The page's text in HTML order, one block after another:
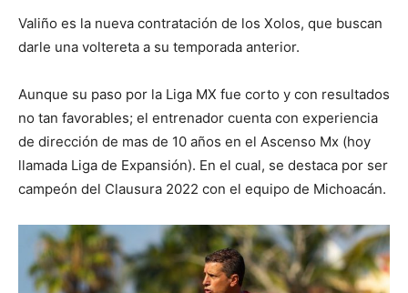
Valiño es la nueva contratación de los Xolos, que buscan
darle una voltereta a su temporada anterior.
Aunque su paso por la Liga MX fue corto y con resultados
no tan favorables; el entrenador cuenta con experiencia
de dirección de mas de 10 años en el Ascenso Mx (hoy
llamada Liga de Expansión). En el cual, se destaca por ser
campeón del Clausura 2022 con el equipo de Michoacán.